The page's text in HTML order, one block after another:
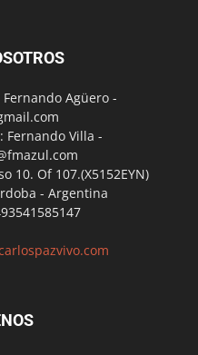
Agüero -
Fernando Villa -
10. Of 107.(X5152EYN)
- Argentina